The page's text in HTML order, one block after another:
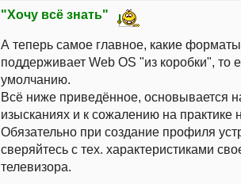
"Хочу всё знать"
А теперь самое главное, какие
поддерживает Web OS "из коробки", то
умолчанию.
Всё ниже приведённое, основывается
изысканиях и к сожалению на практике
Обязательно при создание профиля
сверяйтесь с тех. характеристиками
телевизора.